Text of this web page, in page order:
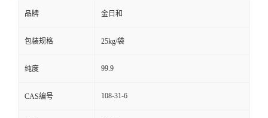
品牌 金日和
包装规格 25kg/袋
纯度 99.9
CAS编号 108-31-6